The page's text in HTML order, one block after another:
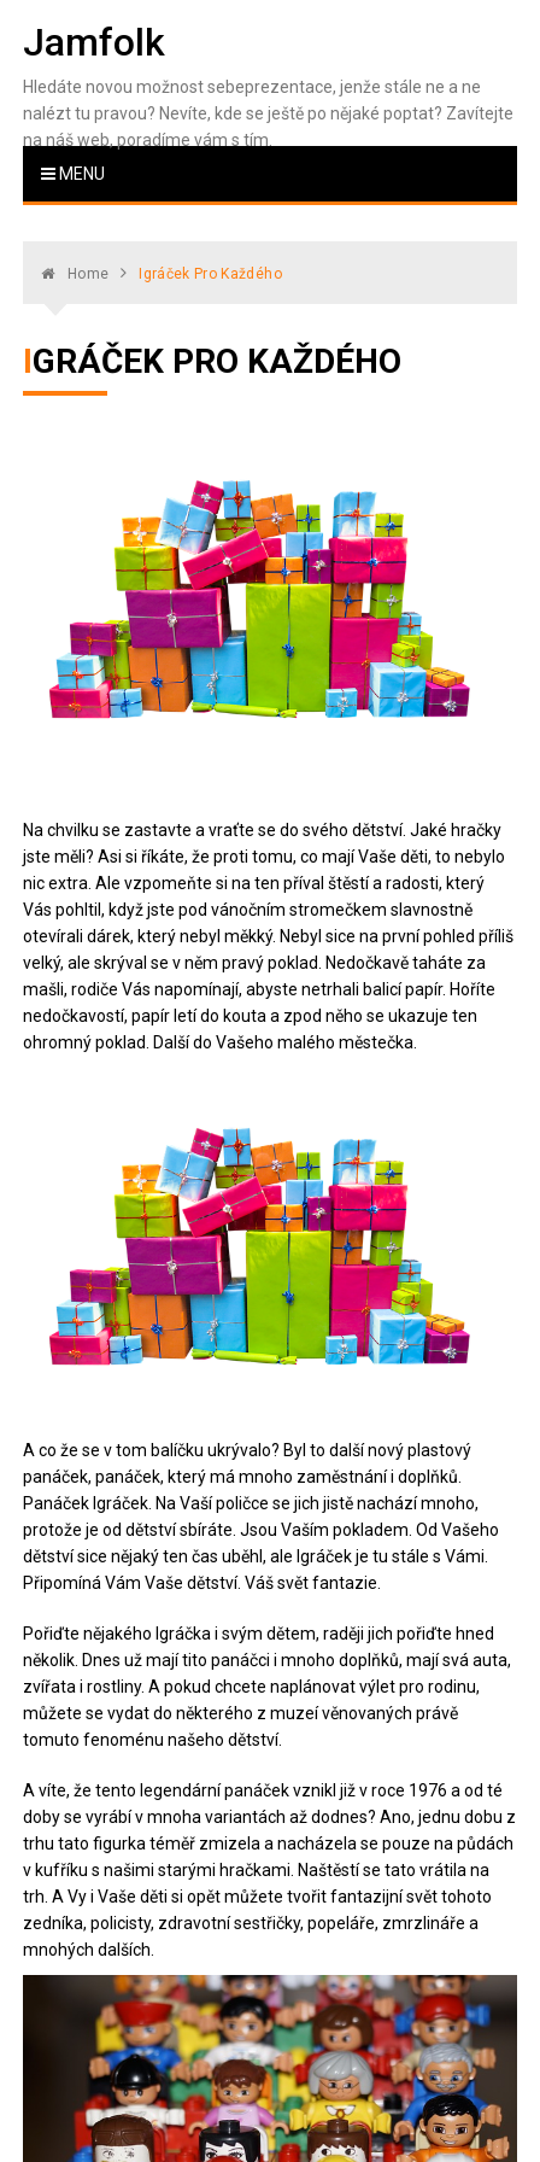
Jamfolk
Hledáte novou možnost sebeprezentace, jenže stále ne a ne
nalézt tu pravou? Nevíte, kde se ještě po nějaké poptat? Zavítejte
na náš web, poradíme vám s tím.
MENU
Home Igráček Pro Každého
IGRÁČEK PRO KAŽDÉHO
Na chvilku se zastavte a vraťte se do svého dětství. Jaké hračky
jste měli? Asi si říkáte, že proti tomu, co mají Vaše děti, to nebylo
nic extra. Ale vzpomeňte si na ten příval štěstí a radosti, který
Vás pohltil, když jste pod vánočním stromečkem slavnostně
otevírali dárek, který nebyl měkký. Nebyl sice na první pohled příliš
velký, ale skrýval se v něm pravý poklad. Nedočkavě taháte za
mašli, rodiče Vás napomínají, abyste netrhali balicí papír. Hoříte
nedočkavostí, papír letí do kouta a zpod něho se ukazuje ten
ohromný poklad. Další do Vašeho malého městečka.
A co že se v tom balíčku ukrývalo? Byl to další nový plastový
panáček, panáček, který má mnoho zaměstnání i doplňků.
Panáček Igráček. Na Vaší poličce se jich jistě nachází mnoho,
protože je od dětství sbíráte. Jsou Vaším pokladem. Od Vašeho
dětství sice nějaký ten čas uběhl, ale Igráček je tu stále s Vámi.
Připomíná Vám Vaše dětství. Váš svět fantazie.
Pořiďte nějakého Igráčka i svým dětem, raději jich pořiďte hned
několik. Dnes už mají tito panáčci i mnoho doplňků, mají svá auta,
zvířata i rostliny. A pokud chcete naplánovat výlet pro rodinu,
můžete se vydat do některého z muzeí věnovaných právě
tomuto fenoménu našeho dětství.
A víte, že tento legendární panáček vznikl již v roce 1976 a od té
doby se vyrábí v mnoha variantách až dodnes? Ano, jednu dobu z
trhu tato figurka téměř zmizela a nacházela se pouze na půdách
v kufříku s našimi starými hračkami. Naštěstí se tatovrátila na
trh. A Vy i Vaše děti si opět můžete tvořit fantazijní svět tohoto
zedníka, policisty, zdravotní sestřičky, popeláře, zmrzlináře a
mnohých dalších.